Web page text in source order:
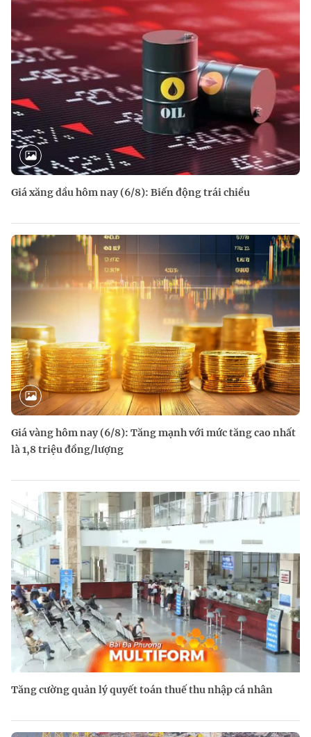
Giá xăng dầu hôm nay (6/8): Biến động trái chiều
Giá vàng hôm nay (6/8): Tăng mạnh với mức tăng cao nhất
là 1,8 triệu đồng/lượng
Tăng cường quản lý quyết toán thuế thu nhập cá nhân